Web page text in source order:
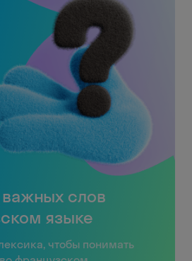
слов
языке
чтобы понимать